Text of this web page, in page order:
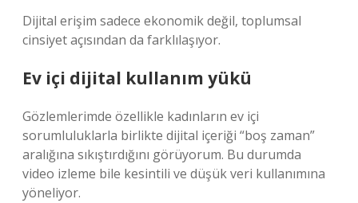
Dijital erişim sadece ekonomik değil, toplumsal
cinsiyet açısından da farklılaşıyor.
Ev içi dijital kullanım yükü
Gözlemlerimde özellikle kadınların ev içi
sorumluluklarla birlikte dijital içeriği “boş zaman”
aralığına sıkıştırdığını görüyorum. Bu durumda
video izleme bile kesintili ve düşük veri kullanımına
yöneliyor.